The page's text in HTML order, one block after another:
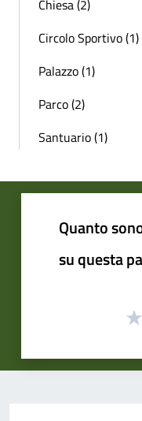
Chiesa (2)
Circolo Sportivo (1)
Palazzo (1)
Parco (2)
Santuario (1)
Quanto
su questa